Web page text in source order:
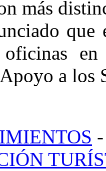
más
oficinas
a los
-